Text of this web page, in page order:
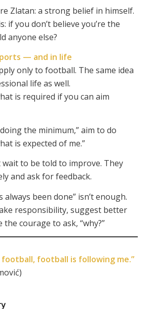
Zlatan: a strong belief in himself.
if you don’t believe you’re the
anyone else?
— and in life
only to football. The same idea
life as well.
is required if you can aim
the minimum,” aim to do
is expected of me.”
wait to be told to improve. They
and ask for feedback.
always been done” isn’t enough.
responsibility, suggest better
the courage to ask, “why?”
football, football is following me.”